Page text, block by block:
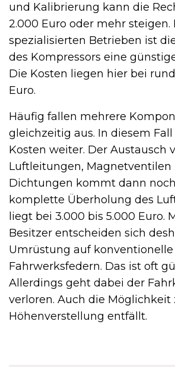
und Kalibrierung kann die
2.000 Euro oder mehr steigen.
spezialisierten Betrieben ist
des Kompressors eine
Die Kosten liegen hier bei
Euro.
Häufig fallen mehrere
gleichzeitig aus. In diesem
Kosten weiter. Der Austausch
Luftleitungen, Magnetventilen
Dichtungen kommt dann
komplette Überholung des
liegt bei 3.000 bis 5.000 Euro.
Besitzer entscheiden sich
Umrüstung auf konventionelle
Fahrwerksfedern. Das ist oft
Allerdings geht dabei der
verloren. Auch die Möglichkeit
Höhenverstellung entfällt.